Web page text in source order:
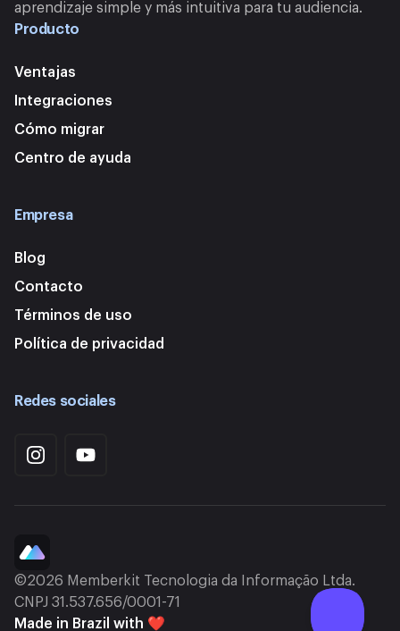
aprendizaje simple y más intuitiva para tu audiencia.
Producto
Ventajas
Integraciones
Cómo migrar
Centro de ayuda
Empresa
Blog
Contacto
Términos de uso
Política de privacidad
Redes sociales
©2026 Memberkit Tecnologia da Informação Ltda.
CNPJ 31.537.656/0001-71
Made in Brazil with ❤️